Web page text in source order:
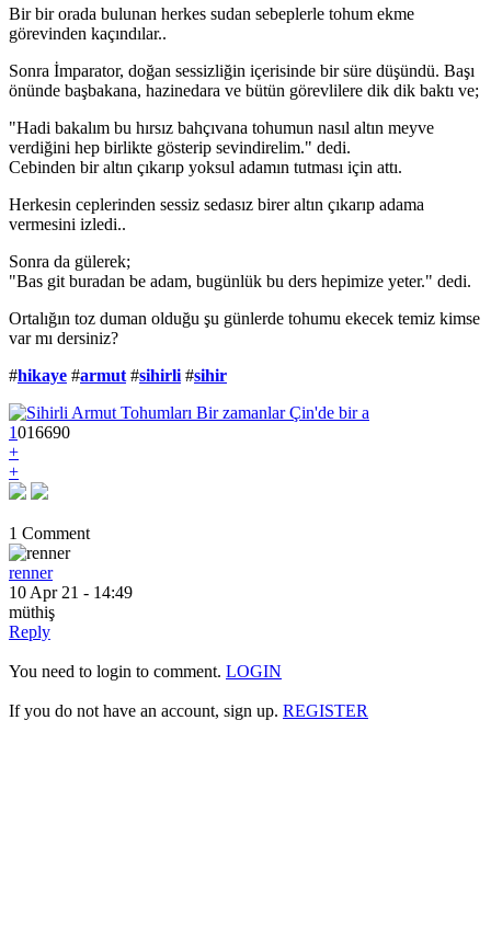
Bir bir orada bulunan herkes sudan sebeplerle tohum ekme
görevinden kaçındılar..
Sonra İmparator, doğan sessizliğin içerisinde bir süre düşündü. Başı
önünde başbakana, hazinedara ve bütün görevlilere dik dik baktı ve;
"Hadi bakalım bu hırsız bahçıvana tohumun nasıl altın meyve
verdiğini hep birlikte gösterip sevindirelim." dedi.
Cebinden bir altın çıkarıp yoksul adamın tutması için attı.
Herkesin ceplerinden sessiz sedasız birer altın çıkarıp adama
vermesini izledi..
Sonra da gülerek;
"Bas git buradan be adam, bugünlük bu ders hepimize yeter." dedi.
Ortalığın toz duman olduğu şu günlerde tohumu ekecek temiz kimse
var mı dersiniz?
#hikaye #armut #sihirli #sihir
1016690
+
+
1 Comment
renner
10 Apr 21 - 14:49
müthiş
Reply
You need to login to comment. LOGIN
If you do not have an account, sign up. REGISTER